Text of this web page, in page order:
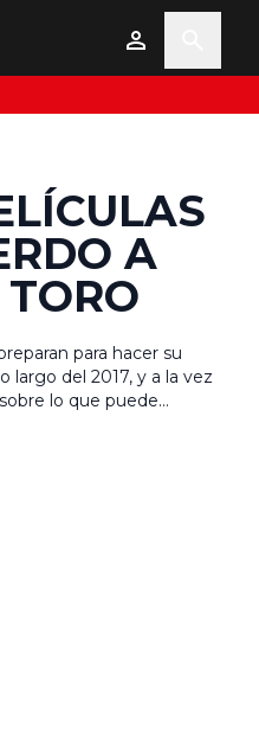
A
para hacer su
largo del 2017, y a la vez
lo que puede